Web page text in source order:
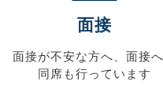
面接
面接が不安な方へ、 面接
同席も行っています